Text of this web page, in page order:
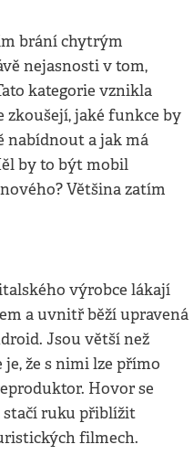
brání chytrým
nejasnosti v tom,
kategorie vznikla
jaké funkce by
nabídnout a jak má
by to být mobil
Většina zatím
výrobce lákají
a uvnitř běží upravená
Jsou větší než
že s nimi lze přímo
Hovor se
stačí ruku přiblížit
filmech.